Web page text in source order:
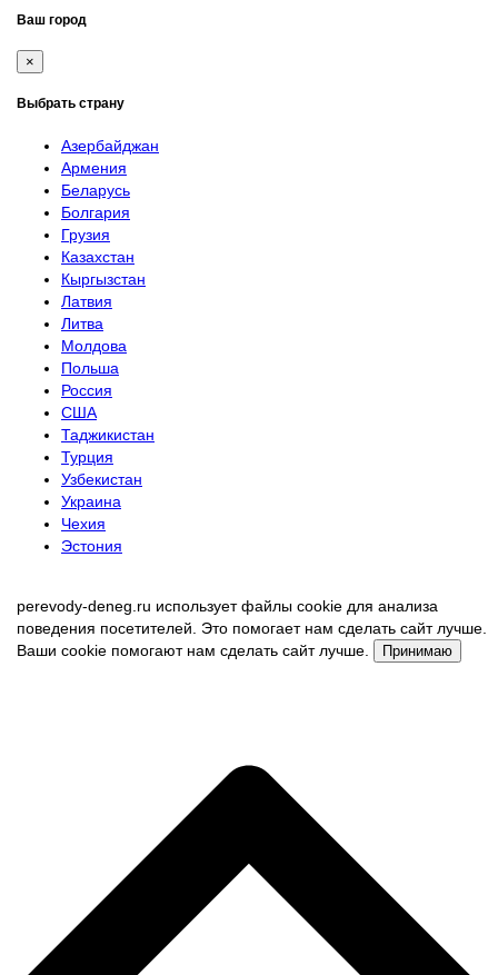
Ваш город
×
Выбрать страну
Азербайджан
Армения
Беларусь
Болгария
Грузия
Казахстан
Кыргызстан
Латвия
Литва
Молдова
Польша
Россия
США
Таджикистан
Турция
Узбекистан
Украина
Чехия
Эстония
perevody-deneg.ru использует файлы cookie для анализа
поведения посетителей. Это помогает нам сделать сайт лучше.
Ваши cookie помогают нам сделать сайт лучше.
Принимаю